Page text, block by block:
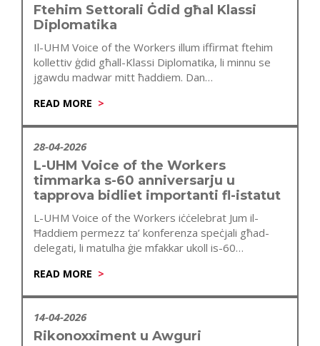
Ftehim Settorali Ġdid għal Klassi
Diplomatika
Il-UHM Voice of the Workers illum iffirmat ftehim
kollettiv ġdid għall-Klassi Diplomatika, li minnu se
jgawdu madwar mitt ħaddiem. Dan…
READ MORE
28-04-2026
L-UHM Voice of the Workers
timmarka s-60 anniversarju u
tapprova bidliet importanti fl-istatut
L-UHM Voice of the Workers iċċelebrat Jum il-
Ħaddiem permezz ta’ konferenza speċjali għad-
delegati, li matulha ġie mfakkar ukoll is-60
READ MORE
14-04-2026
Rikonoxximent u Awguri